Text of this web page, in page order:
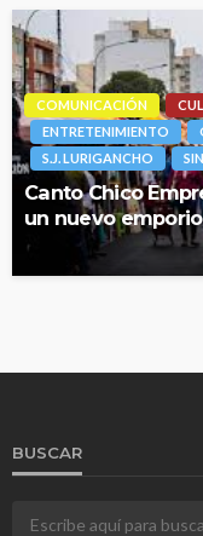
COMUNICACIÓN
ENTRETENIMIENTO
S.J. LURIGANCHO
Canto Chico
un nuevo
BUSCAR